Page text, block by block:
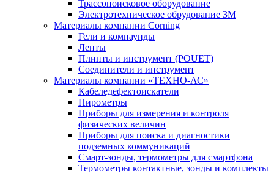
Трассопоисковое оборудование
Электротехническое обрудование 3М
Материалы компании Corning
Гели и компаунды
Ленты
Плинты и инструмент (POUET)
Соединители и инструмент
Материалы компании «ТЕХНО-АС»
Кабеледефектоискатели
Пирометры
Приборы для измерения и контроля
физических величин
Приборы для поиска и диагностики
подземных коммуникаций
Смарт-зонды, термометры для смартфона
Термометры контактные, зонды и комплекты